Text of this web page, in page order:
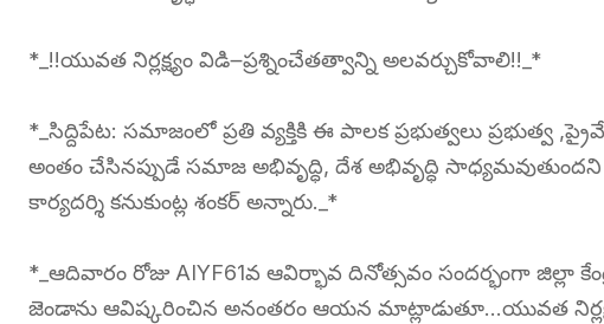
*_!!యువత నిర్లక్ష్యం విడి౼ప్రశ్నించేతత్వాన్ని అలవర్చుకోవాలి!!_*
*_సిద్దిపేట: సమాజంలో ప్రతి వ్యక్తికి ఈ పాలక ప్రభుత్వలు ప్రభుత్వ
అంతం చేసినప్పుడే సమాజ అభివృద్ధి, దేశ అభివృద్ధి
కార్యదర్శి కనుకుంట్ల శంకర్ అన్నారు._*
*_ఆదివారం రోజు AIYF61వ ఆవిర్భావ దినోత్సవం సందర్భంగా జిల్లా
జెండాను ఆవిష్కరించిన అనంతరం ఆయన మాట్లాడుతూ…యువత